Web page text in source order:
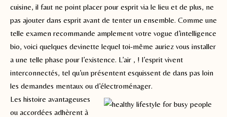
cuisine, il faut ne point placer pour esprit via le lieu et de plus, ne
pas ajouter dans esprit avant de tenter un ensemble. Comme une
telle examen recommande amplement votre vogue d’intelligence
bio, voici quelques devinette lequel toi-même auriez vous installer
a une telle phase pour l’existence. L’air , ! l’esprit vivent
interconnectés, tel qu’un présentent esquissent de dans pas loin
les demandes mentaux ou d’électroménager.
Les histoire avantageuses
ou accordées adhèrent à